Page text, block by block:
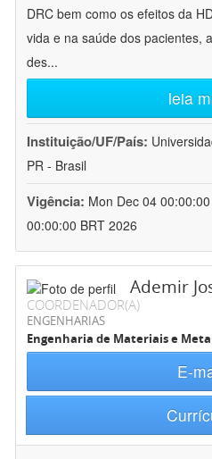
DRC bem como os efeitos da
vida e na saúde dos pacientes,
des...
leia
Instituição/UF/País:
PR - Brasil
Vigência: Mon Dec 04
00:00:00 BRT 2026
Ademir
COORDENADOR(A)
ENGENHARIAS
Engenharia de Materiais e
E-